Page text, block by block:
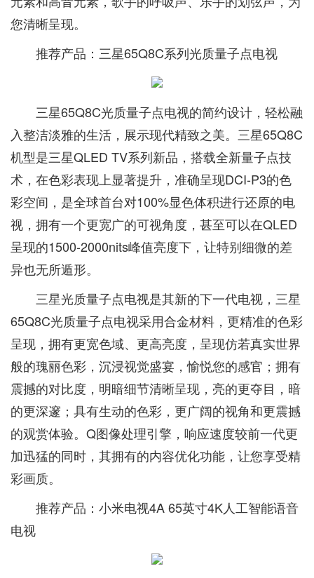
您清晰呈现。
推荐产品：三星65Q8C系列光质量子点电视
三星65Q8C光质量子点电视的简约设计，轻松融
入整洁淡雅的生活，展示现代精致之美。三星65Q8C
机型是三星QLED TV系列新品，搭载全新量子点技
术，在色彩表现上显著提升，准确呈现DCI-P3的色
彩空间，是全球首台对100%显色体积进行还原的电
视，拥有一个更宽广的可视角度，甚至可以在QLED
呈现的1500-2000nits峰值亮度下，让特别细微的差
异也无所遁形。
三星光质量子点电视是其新的下一代电视，三星
65Q8C光质量子点电视采用合金材料，更精准的色彩
呈现，拥有更宽色域、更高亮度，呈现仿若真实世界
般的瑰丽色彩，沉浸视觉盛宴，愉悦您的感官；拥有
震撼的对比度，明暗细节清晰呈现，亮的更夺目，暗
的更深邃；具有生动的色彩，更广阔的视角和更震撼
的观赏体验。Q图像处理引擎，响应速度较前一代更
加迅猛的同时，其拥有的内容优化功能，让您享受精
彩画质。
推荐产品：小米电视4A 65英寸4K人工智能语音
电视